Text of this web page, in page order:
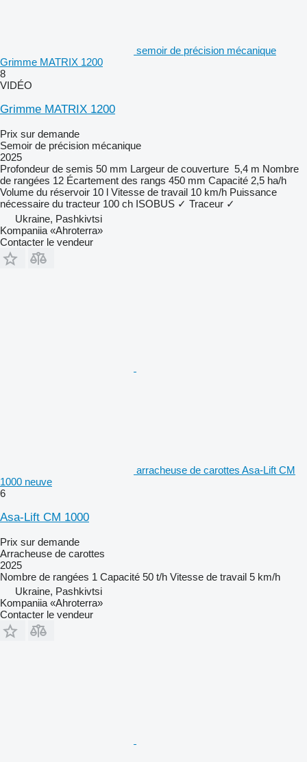
semoir de précision mécanique
Grimme MATRIX 1200
8
VIDÉO
Grimme MATRIX 1200
Prix sur demande
Semoir de précision mécanique
2025
Profondeur de semis 50 mm Largeur de couverture 5,4 m Nombre
de rangées 12 Écartement des rangs 450 mm Capacité 2,5 ha/h
Volume du réservoir 10 l Vitesse de travail 10 km/h Puissance
nécessaire du tracteur 100 ch ISOBUS ✓ Traceur ✓
Ukraine, Pashkivtsi
Kompaniia «Ahroterra»
Contacter le vendeur
arracheuse de carottes Asa-Lift CM
1000 neuve
6
Asa-Lift CM 1000
Prix sur demande
Arracheuse de carottes
2025
Nombre de rangées 1 Capacité 50 t/h Vitesse de travail 5 km/h
Ukraine, Pashkivtsi
Kompaniia «Ahroterra»
Contacter le vendeur